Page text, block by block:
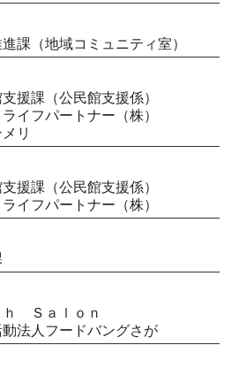
課（地域コミュニティ室）
援課（公民館支援係）
イフパートナー（株）
リ
援課（公民館支援係）
イフパートナー（株）
Ｓａｌｏｎ
法人フードバングさが